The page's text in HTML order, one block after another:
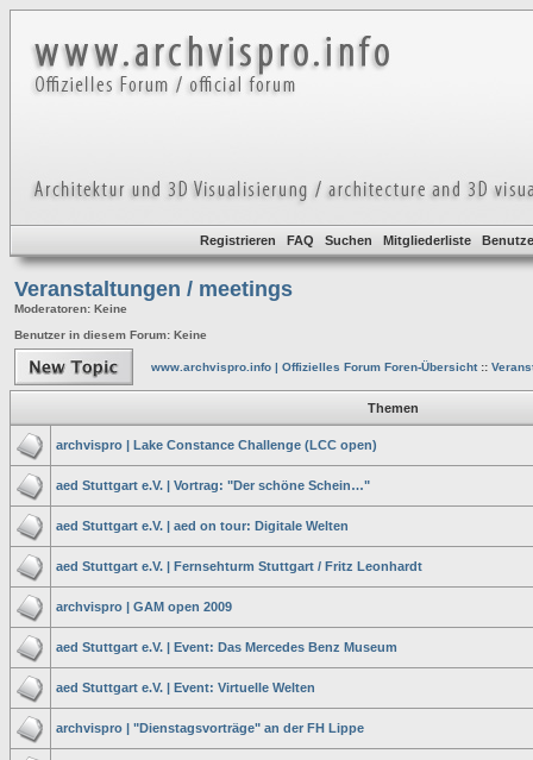
Registrieren FAQ Suchen Mitgliederliste
Veranstaltungen / meetings
Moderatoren: Keine
Benutzer in diesem Forum: Keine
www.archvispro.info | Offizielles Forum Foren-Übersicht::
Themen
archvispro | Lake Constance Challenge (LCC open)
aed Stuttgart e.V. | Vortrag: "Der schöne Schein…"
aed Stuttgart e.V. | aed on tour: Digitale Welten
aed Stuttgart e.V. | Fernsehturm Stuttgart / Fritz Leonhardt
archvispro | GAM open 2009
aed Stuttgart e.V. | Event: Das Mercedes Benz Museum
aed Stuttgart e.V. | Event: Virtuelle Welten
archvispro | "Dienstagsvorträge" an der FH Lippe